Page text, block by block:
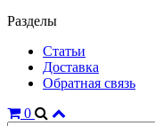
Разделы
Статьи
Доставка
Обратная связь
0